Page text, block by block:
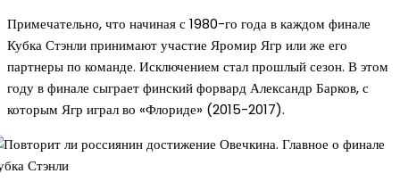
Примечательно, что начиная с 1980-го года в каждом финале
Кубка Стэнли принимают участие Яромир Ягр или же его
партнеры по команде. Исключением стал прошлый сезон. В этом
году в финале сыграет финский форвард Александр Барков, с
которым Ягр играл во «Флориде» (2015-2017).